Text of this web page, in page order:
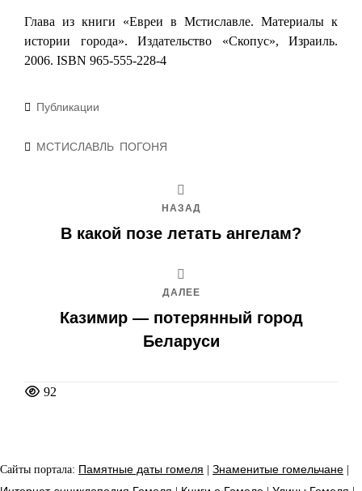
Глава из книги «Евреи в Мстиславле. Материалы к
истории города». Издательство «Скопус», Израиль.
2006. ISBN 965-555-228-4
Рубрики
Публикации
Метки
МСТИСЛАВЛЬ ПОГОНЯ
НАЗАД
В какой позе летать ангелам?
ДАЛЕЕ
Казимир — потерянный город
Беларуси
92
Сайты портала: Памятные даты гомеля | Знаменитые гомельчане |